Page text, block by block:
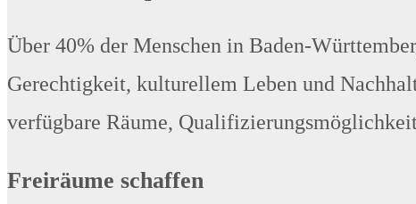
Über 40% der Menschen in Baden-
Gerechtigkeit, kulturellem Leben und
verfügbare Räume,
Freiräume schaffen